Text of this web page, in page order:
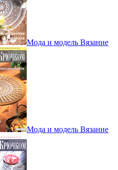
Мода и модель Вязание
Мода и модель Вязание